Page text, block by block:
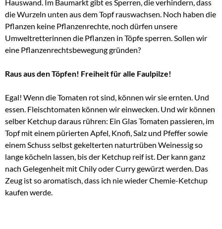
Hauswand. Im Baumarkt gibt es Sperren, die verhindern, dass
die Wurzeln unten aus dem Topf rauswachsen. Noch haben die
Pflanzen keine Pflanzenrechte, noch dürfen unsere
Umweltretterinnen die Pflanzen in Töpfe sperren. Sollen wir
eine Pflanzenrechtsbewegung gründen?
Raus aus den Töpfen! Freiheit für alle Faulpilze!
Egal! Wenn die Tomaten rot sind, können wir sie ernten. Und
essen. Fleischtomaten können wir einwecken. Und wir können
selber Ketchup daraus rühren: Ein Glas Tomaten passieren, im
Topf mit einem pürierten Apfel, Knofi, Salz und Pfeffer sowie
einem Schuss selbst gekelterten naturtrüben Weinessig so
lange köcheln lassen, bis der Ketchup reif ist. Der kann ganz
nach Gelegenheit mit Chily oder Curry gewürzt werden. Das
Zeug ist so aromatisch, dass ich nie wieder Chemie-Ketchup
kaufen werde.